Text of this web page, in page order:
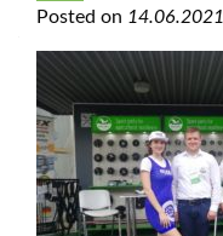
Posted on 14.06.2021